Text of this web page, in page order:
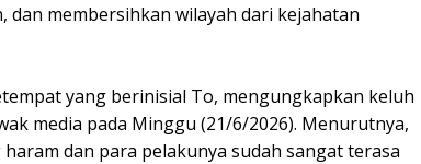
dan membersihkan wilayah dari kejahatan
yang berinisial To, mengungkapkan keluh
media pada Minggu (21/6/2026). Menurutnya,
dan para pelakunya sudah sangat terasa